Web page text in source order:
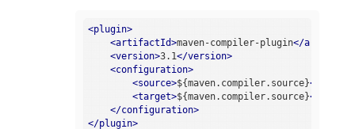
<plugin>
<artifactId>maven-compiler-plugin</
<version>3.1</version>
<configuration>
<source>${maven.compiler.source}</
<target>${maven.compiler.source}</
</configuration>
</plugin>